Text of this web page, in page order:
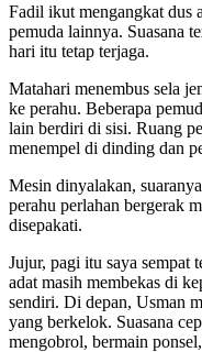
Fadil ikut mengangkat dus
pemuda lainnya. Suasana
hari itu tetap terjaga.
Matahari menembus sela
ke perahu. Beberapa
lain berdiri di sisi. Ruang
menempel di dinding dan
Mesin dinyalakan,
perahu perlahan bergerak
disepakati.
Jujur, pagi itu saya sempat
adat masih membekas di
sendiri. Di depan, Usman
yang berkelok. Suasana
mengobrol, bermain